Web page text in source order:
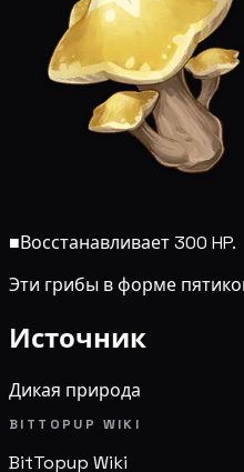
■Восстанавливает 300 HP.
Эти грибы в форме
Источник
Дикая природа
BITTOPUP WIKI
BitTopup Wiki